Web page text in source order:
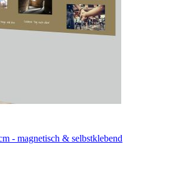
- magnetisch & selbstklebend